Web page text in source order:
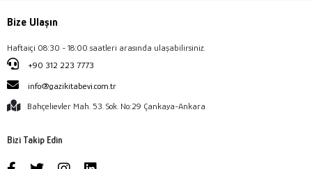
Bize Ulaşın
Haftaiçi 08:30 - 18:00 saatleri arasında ulaşabilirsiniz.
+90 312 223 7773
info@gazikitabevi.com.tr
Bahçelievler Mah. 53. Sok. No:29 Çankaya-Ankara
Bizi Takip Edin